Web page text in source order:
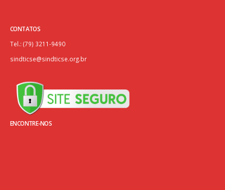
CONTATOS
Tel.: (79) 3211-9490
sindticse@sindticse.org.br
ENCONTRE-NOS